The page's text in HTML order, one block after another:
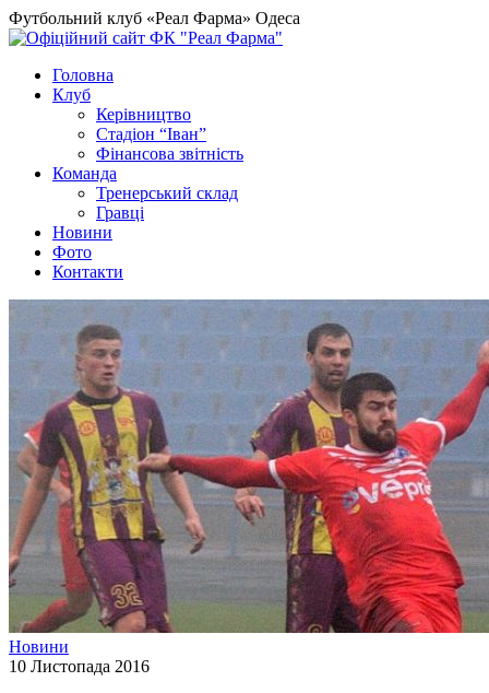
Футбольний клуб «Реал Фарма» Одеса
Головна
Клуб
Керівництво
Стадіон “Іван”
Фінансова звітність
Команда
Тренерський склад
Гравці
Новини
Фото
Контакти
Новини
10 Листопада 2016